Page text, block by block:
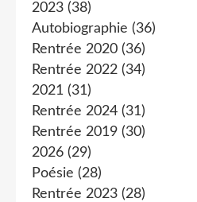
2023 (38)
Autobiographie (36)
Rentrée 2020 (36)
Rentrée 2022 (34)
2021 (31)
Rentrée 2024 (31)
Rentrée 2019 (30)
2026 (29)
Poésie (28)
Rentrée 2023 (28)